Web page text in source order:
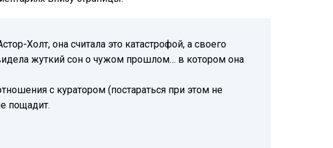
Холт, она считала это катастрофой, а своего
жуткий сон о чужом прошлом… в котором она
с куратором (постараться при этом не
пощадит.